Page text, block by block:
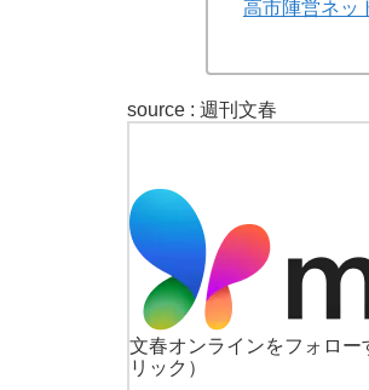
高市陣営ネッ
source : 週刊文春
文春オンラインをフォロー
リック）